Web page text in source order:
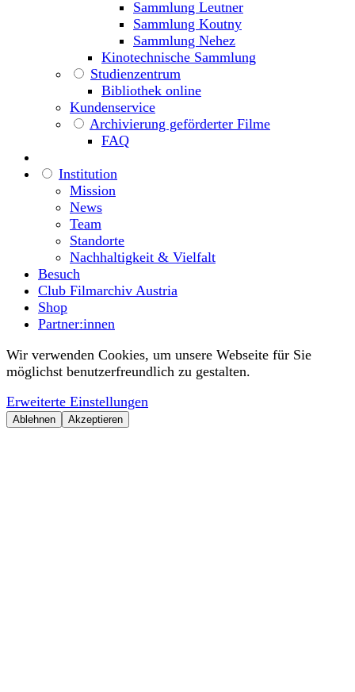
Sammlung Leutner
Sammlung Koutny
Sammlung Nehez
Kinotechnische Sammlung
Studienzentrum
Bibliothek online
Kundenservice
Archivierung geförderter Filme
FAQ
Institution
Mission
News
Team
Standorte
Nachhaltigkeit & Vielfalt
Besuch
Club Filmarchiv Austria
Shop
Partner:innen
Wir verwenden Cookies, um unsere Webseite für Sie
möglichst benutzerfreundlich zu gestalten.
Erweiterte Einstellungen
Ablehnen Akzeptieren